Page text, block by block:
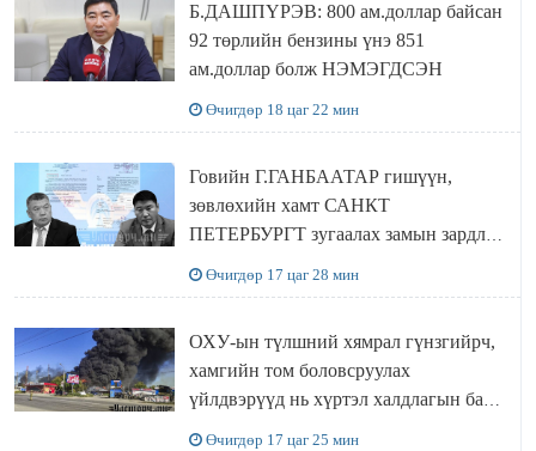
Б.ДАШПҮРЭВ: 800 ам.доллар байсан
92 төрлийн бензины үнэ 851
ам.доллар болж НЭМЭГДСЭН
Өчигдөр 18 цаг 22 мин
Говийн Г.ГАНБААТАР гишүүн,
зөвлөхийн хамт САНКТ
ПЕТЕРБУРГТ зугаалах замын зардлаа
Өчигдөр 17 цаг 28 мин
ОХУ-ын түлшний хямрал гүнзгийрч,
хамгийн том боловсруулах
үйлдвэрүүд нь хүртэл халдлагын бай
Өчигдөр 17 цаг 25 мин